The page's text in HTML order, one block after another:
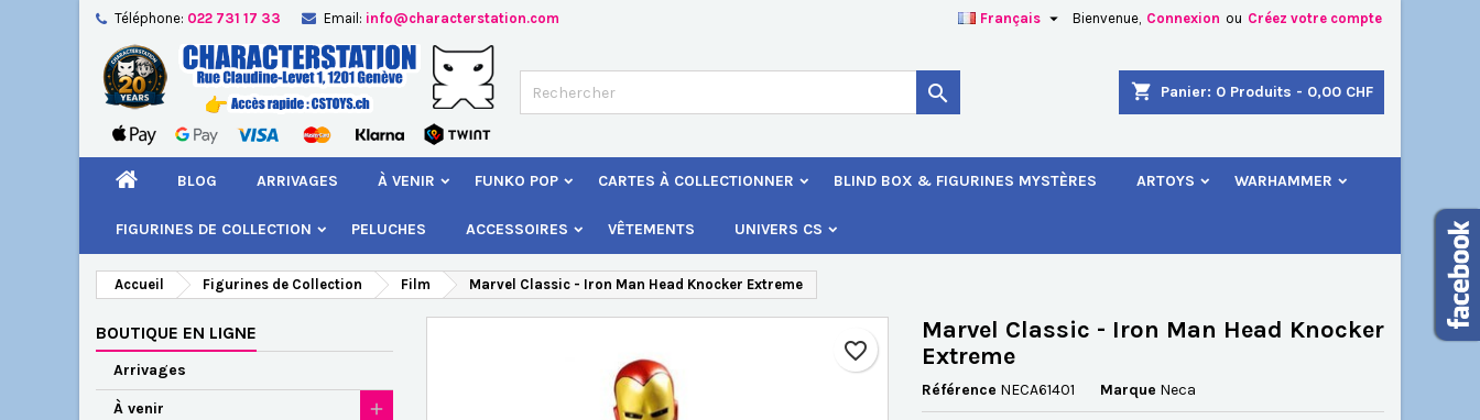
Téléphone: 022 731 17 33 Email: info@characterstation.com Bienvenue, Connexion ou Créez votre compte
Français 
shopping_cart Panier: 0 Produits - 0,00 CHF

BLOG ARRIVAGES À VENIR FUNKO POP CARTES À COLLECTIONNER BLIND BOX & FIGURINES MYSTÈRES ARTOYS WARHAMMER
FIGURINES DE COLLECTION PELUCHES ACCESSOIRES VÊTEMENTS UNIVERS CS
Accueil Figurines de Collection Film Marvel Classic - Iron Man Head Knocker Extreme
BOUTIQUE EN LIGNE
Arrivages
À venir
favorite_border
Marvel Classic - Iron Man Head Knocker
Extreme
Référence NECA61401 Marque Neca
Ajouter à ma liste d'envies
Créer une nouvelle liste
Créer une liste d'envies
Nom de la liste d'envies
Connexion
Vous devez être connecté pour ajouter des produits à votre liste d'envies.
Annuler Connexion